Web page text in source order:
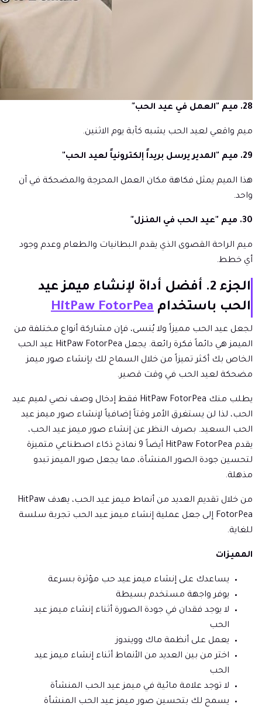
28. ميم "العمل في عيد الحب"
ميم واقعي لعيد الحب يشبه كآبة يوم الاثنين.
29. ميم "المدير يرسل بريداً إلكترونياً لعيد الحب"
هذا الميم يمثل فكاهة مكان العمل المحرجة والمضحكة في آن
واحد.
30. ميم "عيد الحب في المنزل"
ميم الراحة القصوى الذي يقدم البطانيات والطعام وعدم وجود
أي خطط.
الجزء 2. أفضل أداة لإنشاء ميمز عيد
الحب باستخدام HitPaw FotorPea
لجعل عيد الحب مميزاً ولا يُنسى، فإن مشاركة أنواع مختلفة من
الميمز هي دائماً فكرة رائعة. يجعل HitPaw FotorPea عيد الحب
الخاص بك أكثر تميزاً من خلال السماح لك بإنشاء صور ميمز
مضحكة لعيد الحب في وقت قصير.
يطلب منك HitPaw FotorPea فقط إدخال وصف نصي لميم عيد
الحب، لذا لن يستغرق الأمر وقتاً إضافياً لإنشاء صور ميمز عيد
الحب السعيد. بصرف النظر عن إنشاء صور ميمز عيد الحب،
يقدم HitPaw FotorPea أيضاً 9 نماذج ذكاء اصطناعي متميزة
لتحسين جودة الصور المنشأة، مما يجعل صور الميمز تبدو
مذهلة.
من خلال تقديم العديد من أنماط ميمز عيد الحب، يهدف HitPaw
FotorPea إلى جعل عملية إنشاء ميمز عيد الحب تجربة سلسة
للغاية.
المميزات
يساعدك على إنشاء ميمز عيد حب مؤثرة بسرعة
يوفر واجهة مستخدم بسيطة
لا يوجد فقدان في جودة الصورة أثناء إنشاء ميمز عيد
الحب
يعمل على أنظمة ماك وويندوز
اختر من بين العديد من الأنماط أثناء إنشاء ميمز عيد
الحب
لا توجد علامة مائية في ميمز عيد الحب المنشأة
يسمح لك بتحسين صور ميمز عيد الحب المنشأة